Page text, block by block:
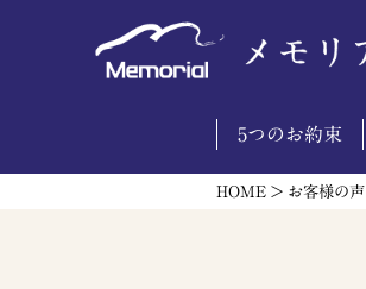
5つのお約束
HOME > お客様の声